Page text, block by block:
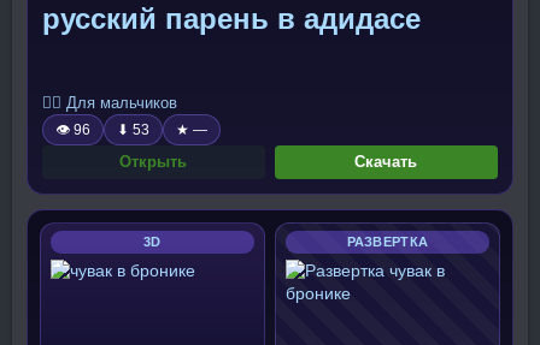
русский парень в адидасе
🧍‍♂️ Для мальчиков
👁 96 ⬇ 53 ★ —
Открыть Скачать
3D РАЗВЕРТКА